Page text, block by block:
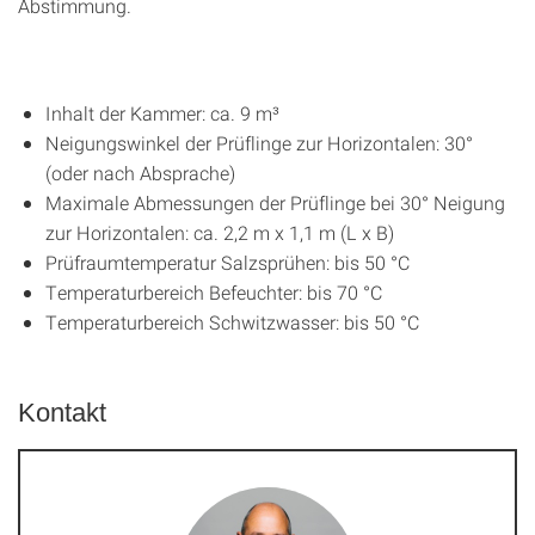
Abstimmung.
Inhalt der Kammer: ca. 9 m³
Neigungswinkel der Prüflinge zur Horizontalen: 30°
(oder nach Absprache)
Maximale Abmessungen der Prüflinge bei 30° Neigung
zur Horizontalen: ca. 2,2 m x 1,1 m (L x B)
Prüfraumtemperatur Salzsprühen: bis 50 °C
Temperaturbereich Befeuchter: bis 70 °C
Temperaturbereich Schwitzwasser: bis 50 °C
Kontakt